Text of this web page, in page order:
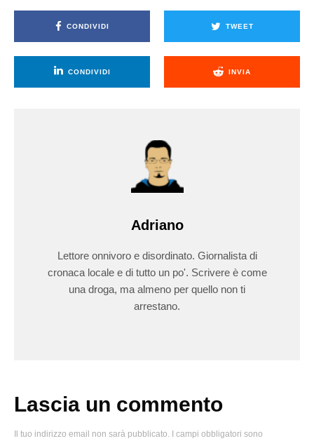
CONDIVIDI TWEET
CONDIVIDI INVIA
Adriano
Lettore onnivoro e disordinato. Giornalista di
cronaca locale e di tutto un po'. Scrivere è come
una droga, ma almeno per quello non ti
arrestano.
Lascia un commento
Il tuo indirizzo email non sarà pubblicato.
I campi obbligatori sono